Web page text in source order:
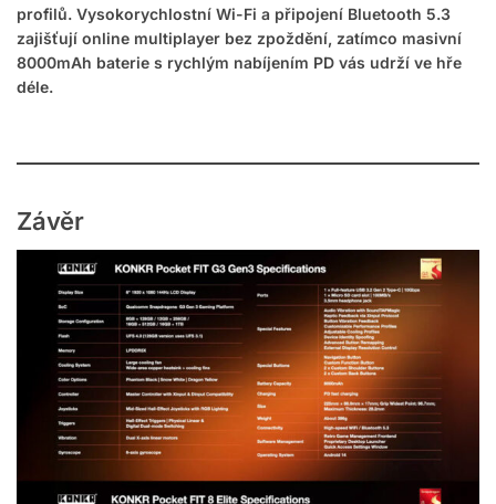
profilů. Vysokorychlostní Wi-Fi a připojení Bluetooth 5.3
zajišťují online multiplayer bez zpoždění, zatímco masivní
8000mAh baterie s rychlým nabíjením PD vás udrží ve hře
déle.
Závěr